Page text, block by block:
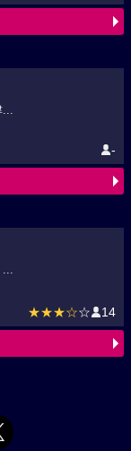
-
...
★★★☆☆ 14